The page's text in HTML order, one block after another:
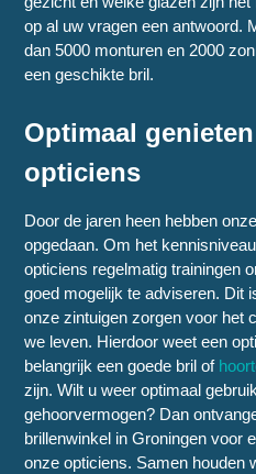
op al uw vragen een antwoord.
dan 5000 monturen en 2000
een geschikte bril.
Optimaal
opticiens
Door de jaren heen hebben
opgedaan. Om het
opticiens regelmatig trainingen
goed mogelijk te adviseren. Dit
onze zintuigen zorgen voor het
we leven. Hierdoor weet een
belangrijk een goede bril of
zijn. Wilt u weer optimaal
gehoorvermogen? Dan
brillenwinkel in Groningen voor
onze opticiens. Samen houden